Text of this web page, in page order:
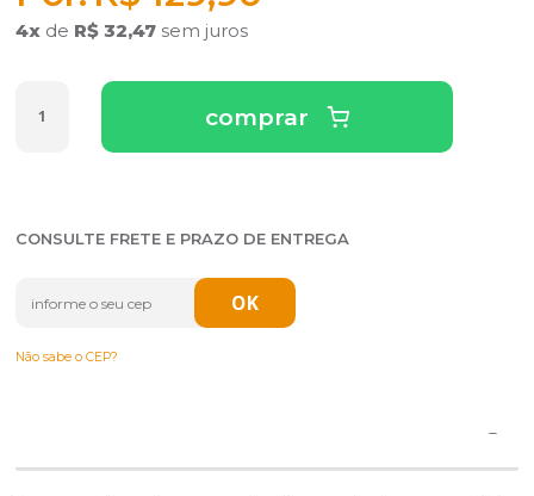
4x de R$ 32,47 sem juros
comprar
CONSULTE FRETE E PRAZO DE ENTREGA
Não sabe o CEP?